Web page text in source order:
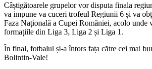
Câștigătoarele grupelor vor disputa finala
va impune va cuceri trofeul Regiunii 6 și va
Faza Națională a Cupei României, acolo unde
formațiile din Liga 3, Liga 2 și Liga 1.
În final, fotbalul și-a întors fața către cei mai
Bolintin-Vale!